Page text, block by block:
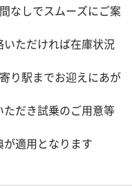
なしでスムーズにご案
ただければ在庫状況
り駅までお迎えにあが
だき試乗のご用意等
適用となります